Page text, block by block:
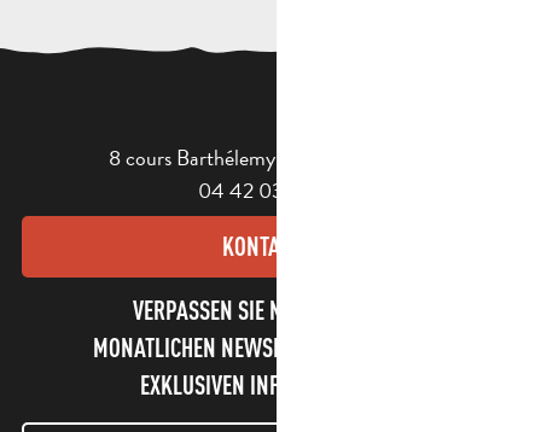
8 cours Barthélemy - 13400 Aubagne
04 42 03 49 98
KONTAKT
VERPASSEN SIE NICHT UNSEREN
MONATLICHEN NEWSLETTER UND UNSERE
EXKLUSIVEN INFORMATIONEN!